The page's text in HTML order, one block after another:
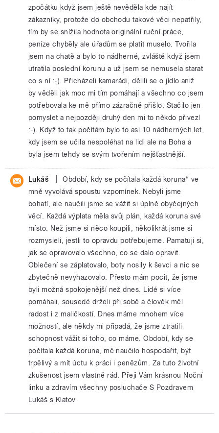
zpočátku když jsem ještě nevěděla kde najít
zákazníky, protože do obchodu takové věci nepatřily,
tím by se snížila hodnota originální ruční práce,
peníze chyběly ale úřadům se platit muselo. Tvořila
jsem na chatě a bylo to nádherné, zvláště když jsem
utratila poslední korunu a už jsem se nemusela starat
co s ní :-). Přicházeli kamarádi, dělili se o jídlo aniž
by věděli jak moc mi tím pomáhají a všechno co jsem
potřebovala ke mě přímo zázračně přišlo. Stačilo jen
pomyslet a nejpozději druhý den mi to někdo přivezl
:-). Když to tak počítám bylo to asi 10 nádherných let,
kdy jsem se učila nespoléhat na lidi ale na Boha a
byla jsem tehdy se svým tvořením nejšťastnější.
Lukáš
Období, kdy se počítala každá koruna“ ve
mně vyvolává spoustu vzpomínek. Nebyli jsme
bohatí, ale naučili jsme se vážit si úplně obyčejných
věcí. Každá výplata měla svůj plán, každá koruna své
místo. Než jsme si něco koupili, několikrát jsme si
rozmysleli, jestli to opravdu potřebujeme. Pamatuji si,
jak se opravovalo všechno, co se dalo opravit.
Oblečení se záplatovalo, boty nosily k ševci a nic se
zbytečně nevyhazovalo. Přesto mám pocit, že jsme
byli možná spokojenější než dnes. Lidé si více
pomáhali, sousedé drželi při sobě a člověk měl
radost i z maličkostí. Dnes máme mnohem více
možností, ale někdy mi připadá, že jsme ztratili
schopnost vážit si toho, co máme. Období, kdy se
počítala každá koruna, mě naučilo hospodařit, být
trpělivý a mít úctu k práci i penězům. Za tuto životní
zkušenost jsem vlastně rád. Přeji Vám krásnou Noční
linku a zdravím všechny posluchače S Pozdravem
Lukáš s Klatov